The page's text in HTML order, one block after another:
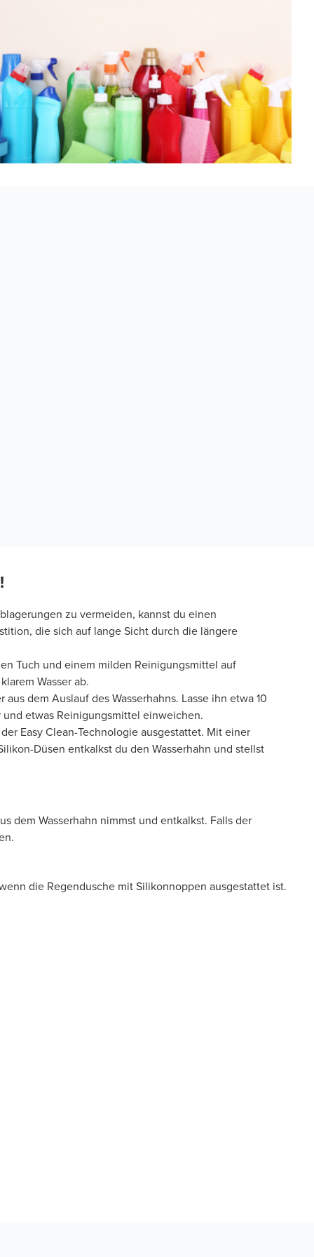
zu vermeiden, kannst du einen
die sich auf lange Sicht durch die längere
Tuch und einem milden Reinigungsmittel auf
Wasser ab.
dem Auslauf des Wasserhahns. Lasse ihn etwa 10
etwas Reinigungsmittel einweichen.
Easy Clean-Technologie ausgestattet. Mit einer
Düsen entkalkst du den Wasserhahn und stellst
dem Wasserhahn nimmst und entkalkst. Falls der
die Regendusche mit Silikonnoppen ausgestattet ist.